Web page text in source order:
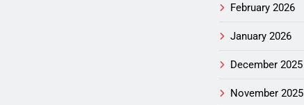
February 2026
January 2026
December 2025
November 2025